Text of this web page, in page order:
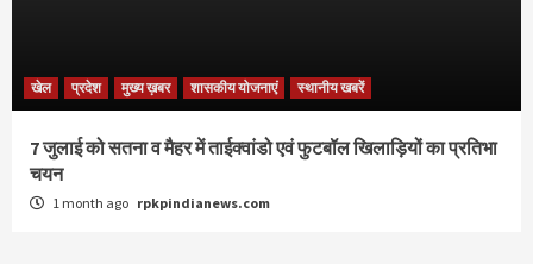
खेल प्रदेश मुख्य ख़बर शासकीय योजनाएं स्थानीय खबरें
7 जुलाई को सतना व मैहर में ताईक्वांडो एवं फुटबॉल खिलाड़ियों का प्रतिभा
चयन
1 month ago rpkpindianews.com